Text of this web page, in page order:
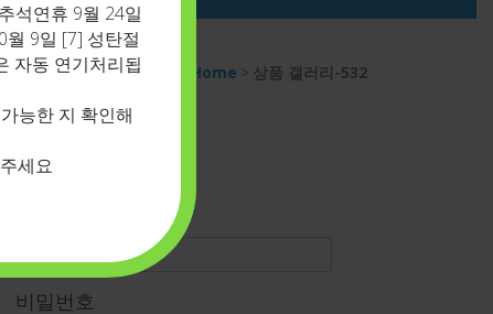
Home > 상품 갤러리-532
비밀번호
석연휴 9월 24일
9일 [7] 성탄절
자동 연기처리됩
능한 지 확인해
세요